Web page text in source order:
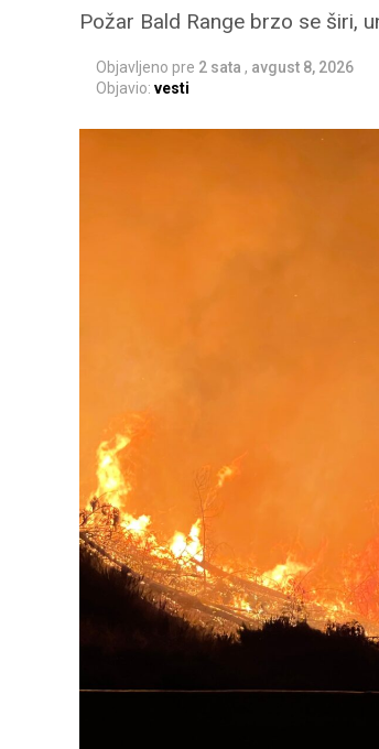
Požar Bald Range brzo se širi,
Objavljeno pre 2 sata , avgust 8, 2026
Objavio: vesti